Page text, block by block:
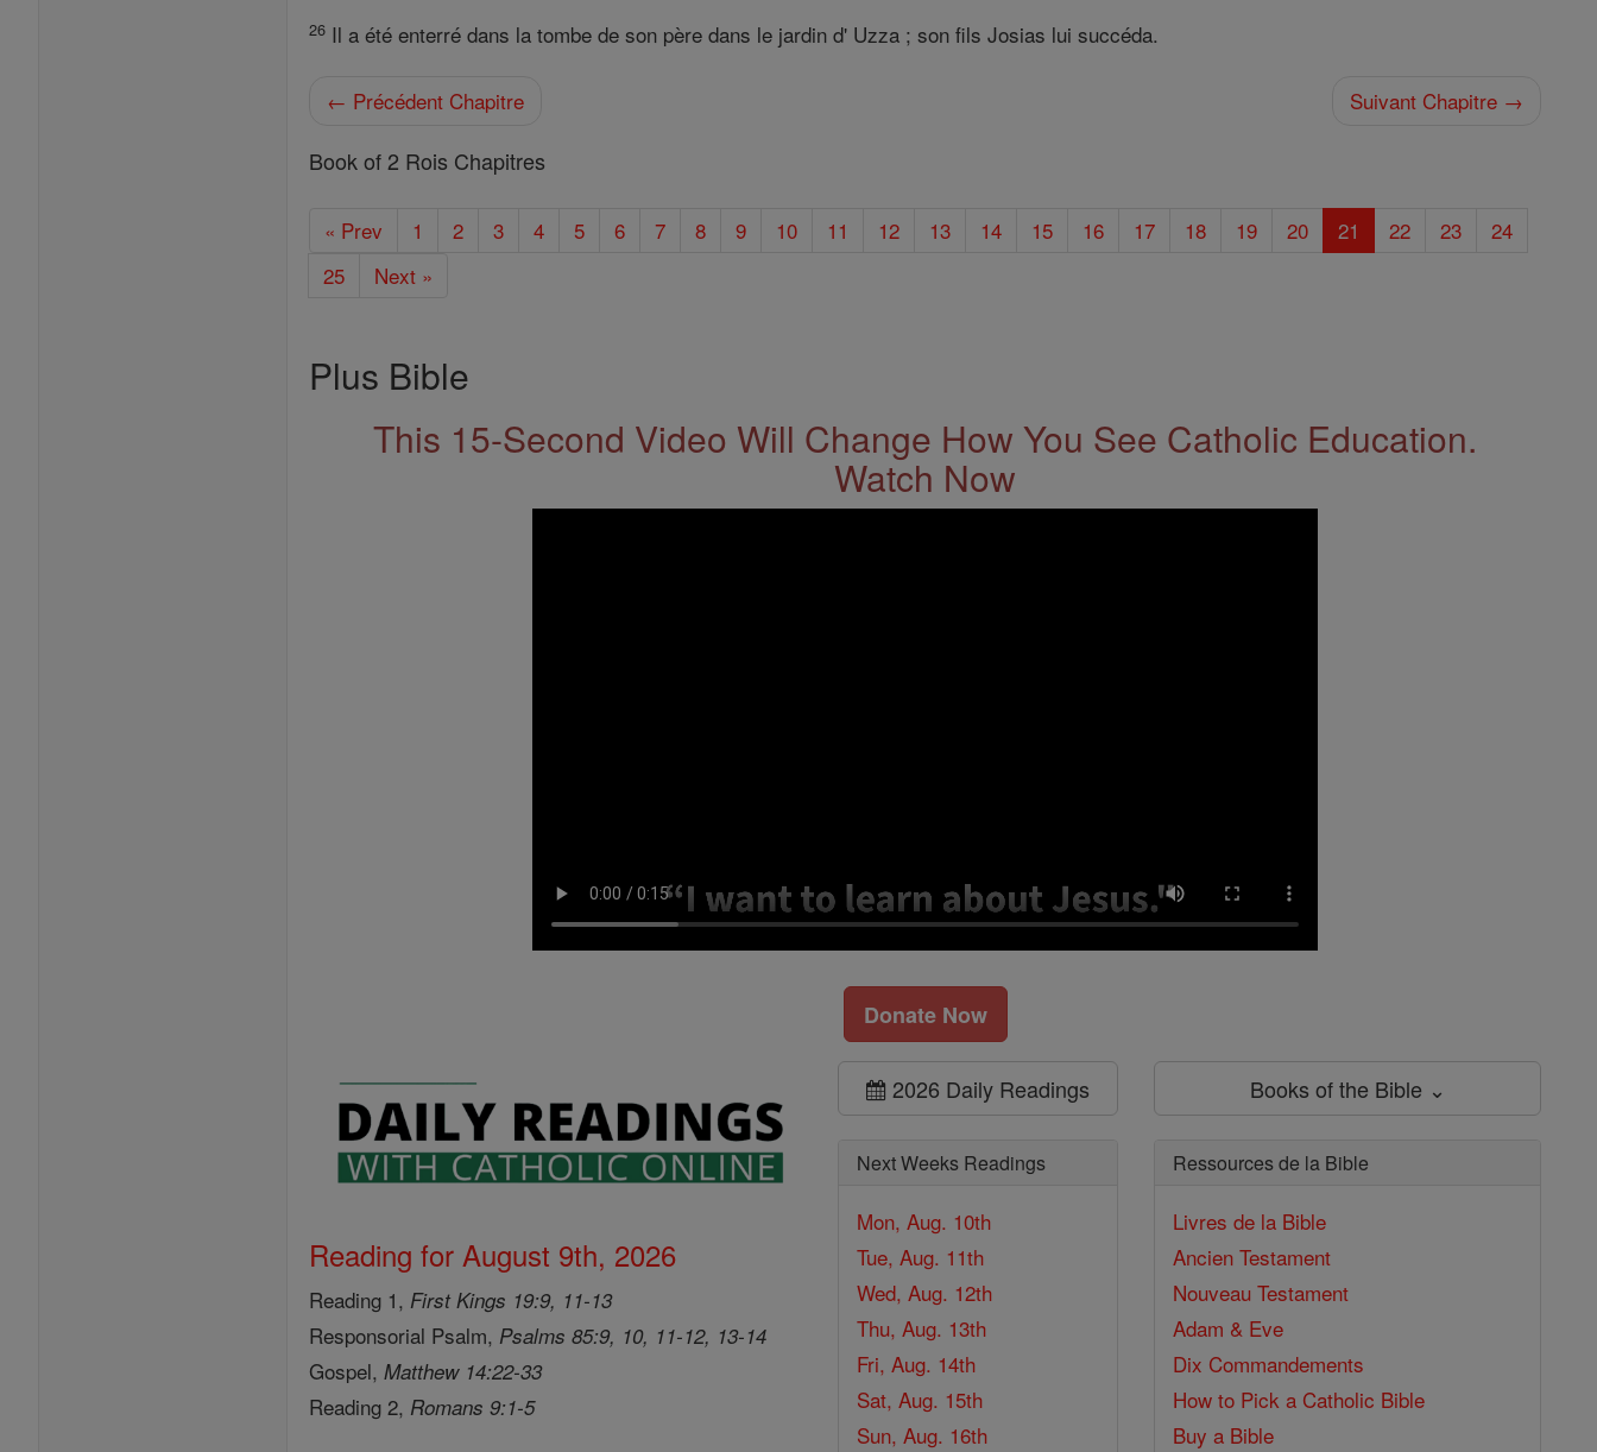
26 Il a été enterré dans la tombe de son père dans le jardin d' Uzza ; son fils Josias lui succéda.
← Précédent Chapitre Suivant Chapitre →
Book of 2 Rois Chapitres
« Prev 1 2 3 4 5 6 7 8 9 10 11 12 13 14 15 16 17 18 19 20 21 22 23
24
25
Next »
Plus Bible
This 15-Second Video Will Change How You See Catholic Education.
Watch Now
Donate Now
Reading for August 9th, 2026
Reading 1, First Kings 19:9, 11-13
Responsorial Psalm, Psalms 85:9, 10, 11-12, 13-14
Gospel,Matthew 14:22-33
Reading 2, Romans 9:1-5
2026 Daily Readings
Next Weeks Readings
Mon, Aug. 10th
Tue, Aug. 11th
Wed, Aug. 12th
Thu, Aug. 13th
Fri, Aug. 14th
Sat, Aug. 15th
Sun, Aug. 16th
Books of the Bible ⌄
Ressources de la Bible
Livres de la Bible
Ancien Testament
Nouveau Testament
Adam & Eve
Dix Commandements
How to Pick a Catholic Bible
Buy a Bible